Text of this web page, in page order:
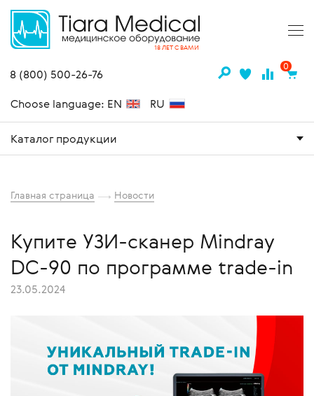
18 ЛЕТ С ВАМИ
8 (800) 500-26-76
0
Choose language: EN RU
Каталог продукции
Главная страница Новости
Купите УЗИ-сканер Mindray
DC-90 по программе trade-in
23.05.2024